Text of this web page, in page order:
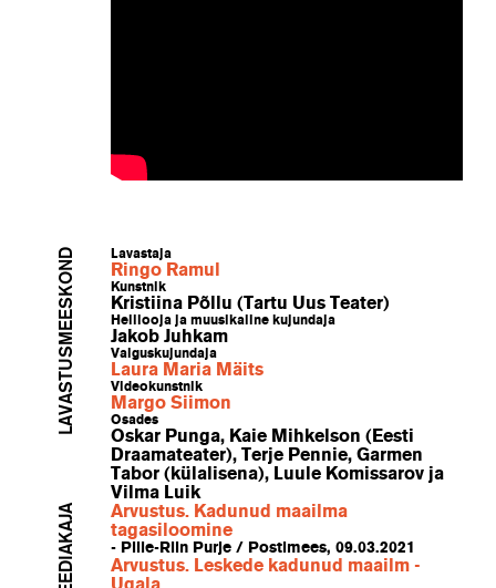
LAVASTUSMEESKOND Lavastaja
Ringo Ramul
Kunstnik
Kristiina Põllu (Tartu Uus Teater)
Helilooja ja muusikaline kujundaja
Jakob Juhkam
Valguskujundaja
Laura Maria Mäits
Videokunstnik
Margo Siimon
Osades
Oskar Punga, Kaie Mihkelson (Eesti
Draamateater), Terje Pennie, Garmen
Tabor (külalisena), Luule Komissarov ja
Vilma Luik
MEEDIAKAJA
Arvustus. Kadunud maailma
tagasiloomine
- Pille-Riin Purje / Postimees, 09.03.2021
Arvustus. Leskede kadunud maailm -
Ugala